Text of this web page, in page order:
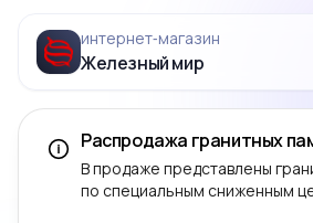
интернет‑магазин
Железный мир
Распродажа гранитных
В продаже представлены
по специальным сниженным